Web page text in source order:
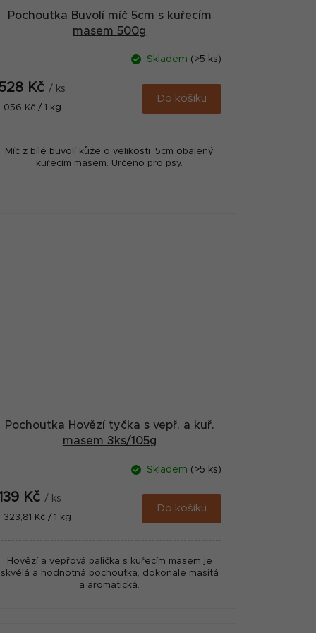
Pochoutka Buvolí míč 5cm s kuřecím
masem 500g
Skladem (>5 ks)
Kč / ks
056 Kč / 1 kg
Do košíku
Míč z bílé buvolí kůže o velikosti ,5cm obalený
kuřecím masem. Určeno pro psy.
Pochoutka Hovězí tyčka s vepř. a kuř.
masem 3ks/105g
Skladem (>5 ks)
Kč / ks
323,81 Kč / 1 kg
Do košíku
Hovězí a vepřová palička s kuřecím masem je
skvělá a hodnotná pochoutka, dokonale masitá
a aromatická.